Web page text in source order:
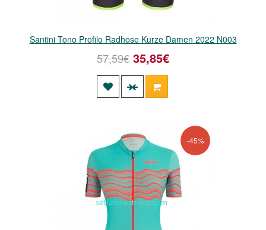
Santini Tono Profilo Radhose Kurze Damen 2022 N003
57,59€ 35,85€
-45%